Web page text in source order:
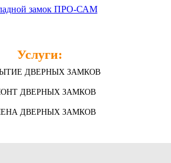
замок ПРО-САМ
Услуги:
ДВЕРНЫХ ЗАМКОВ
ДВЕРНЫХ ЗАМКОВ
ДВЕРНЫХ ЗАМКОВ